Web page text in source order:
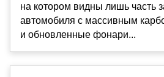
на котором видны лишь часть
автомобиля с массивным
и обновленные фонари...